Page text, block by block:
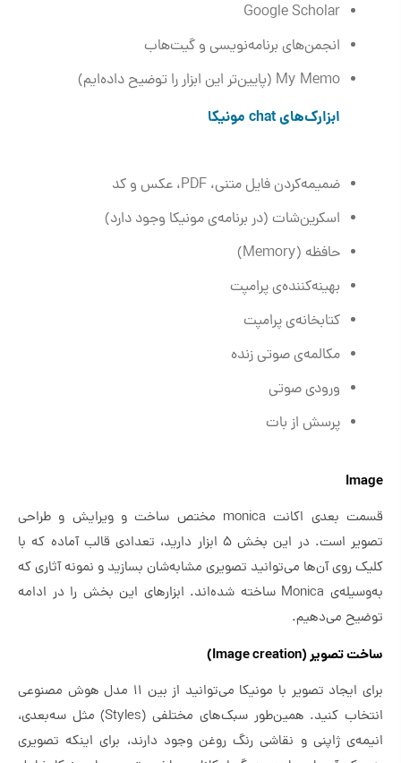
Google Scholar
انجمن‌های برنامه‌نویسی و گیت‌هاب
My Memo (پایین‌تر این ابزار را توضیح داده‌ایم)
ابزارک‌های chat مونیکا
ضمیمه‌کردن فایل متنی، PDF، عکس و کد
اسکرین‌شات (در برنامه‌ی مونیکا وجود دارد)
حافظه (Memory)
بهینه‌کننده‌ی پرامپت
کتابخانه‌ی پرامپت
مکالمه‌ی صوتی زنده
ورودی صوتی
پرسش از بات
Image
قسمت بعدی اکانت monica مختص ساخت و ویرایش و طراحی
تصویر است. در این بخش ۵ ابزار دارید، تعدادی قالب آماده که با
کلیک روی آن‌ها می‌توانید تصویری مشابه‌شان بسازید و نمونه آثاری که
به‌وسیله‌ی Monica ساخته شده‌اند. ابزارهای این بخش را در ادامه
توضیح می‌دهیم.
ساخت تصویر (Image creation)
برای ایجاد تصویر با مونیکا می‌توانید از بین ۱۱ مدل هوش مصنوعی
انتخاب کنید. همین‌طور سبک‌های مختلفی (Styles) مثل سه‌بعدی،
انیمه‌ی ژاپنی و نقاشی رنگ روغن وجود دارند، برای اینکه تصویری